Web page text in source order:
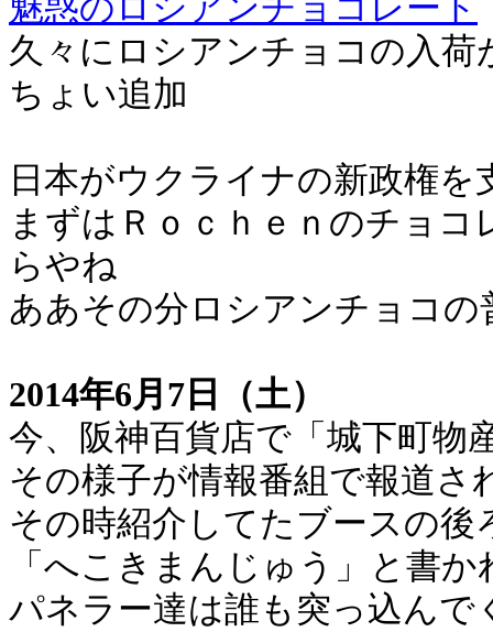
魅惑のロシアンチョコレート
久々にロシアンチョコの入荷
ちょい追加
日本がウクライナの新政権を
まずはＲｏｃｈｅｎのチョ
らやね
ああその分ロシアンチョコの
2014年6月7日（土）
今、阪神百貨店で「城下町物
その様子が情報番組で報道さ
その時紹介してたブースの後
「へこきまんじゅう」と書
パネラー達は誰も突っ込んで